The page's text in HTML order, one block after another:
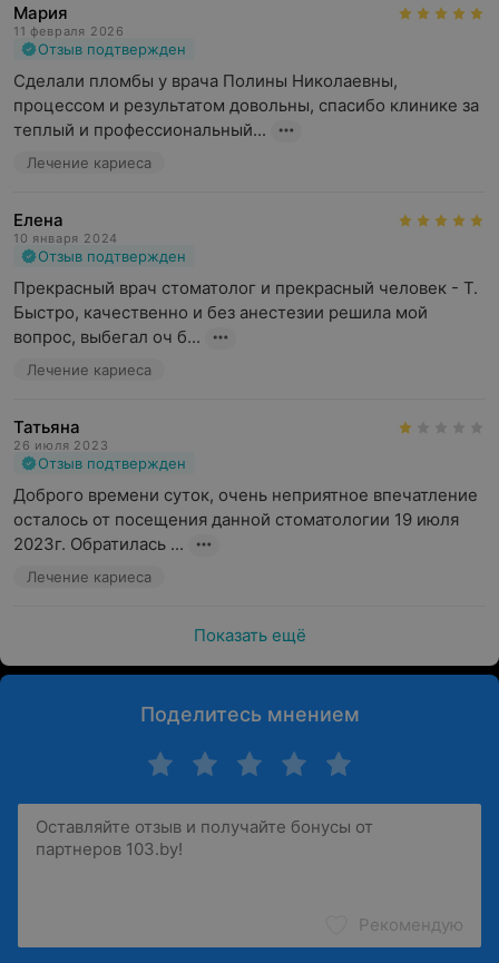
Мария
11 февраля 2026
Отзыв подтвержден
Сделали пломбы у врача Полины Николаевны,
процессом и результатом довольны, спасибо клинике за
теплый и профессиональный...
Лечение кариеса
Елена
10 января 2024
Отзыв подтвержден
Прекрасный врач стоматолог и прекрасный человек - Т.
Быстро, качественно и без анестезии решила мой
вопрос, выбегал оч б...
Лечение кариеса
Татьяна
26 июля 2023
Отзыв подтвержден
Доброго времени суток, очень неприятное впечатление
осталось от посещения данной стоматологии 19 июля
2023г. Обратилась ...
Лечение кариеса
Показать ещё
Поделитесь мнением
Рекомендую